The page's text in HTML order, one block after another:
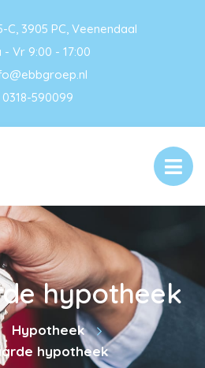
C, 3905 PC, Veenendaal
- Vr 9:00 - 17:00
0318-590099
hypotheek
Hypotheek
hypotheek